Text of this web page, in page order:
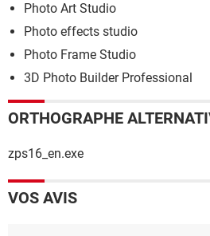
Photo Art Studio
Photo effects studio
Photo Frame Studio
3D Photo Builder Professional
ORTHOGRAPHE
zps16_en.exe
VOS AVIS